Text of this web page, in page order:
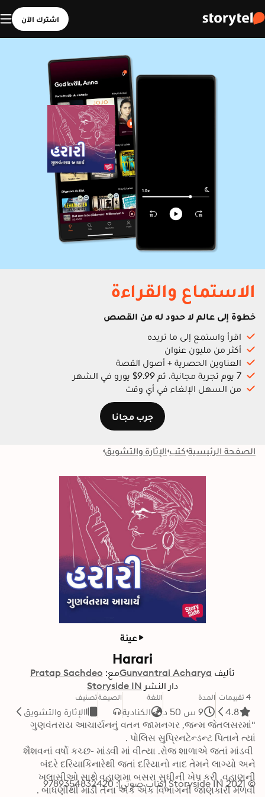
اشترك الآن
الاستماع والقراءة
خطوة إلى عالم لا حدود له من القصص
اقرأ واستمع إلى ما تريده
أكثر من مليون عنوان
العناوين الحصرية + أصول القصة
7 يوم تجربة مجانية، ثم 9.99$ يورو في الشهر
من السهل الإلغاء في أي وقت
جرب مجانا
الصفحة الرئيسية كتب الإثارة والتشويق
عينة
Harari
تأليف Gunvantrai Acharyaمع: Pratap Sachdeo
دار النشر Storyside IN
4 تقييمات
4.8
المدة
9 س 50 د
اللغة
الكنادية
الصيغةتصنيف
الإثارة والتشويق
© 2021 Storyside IN (كتاب صوتي): 9789354832420